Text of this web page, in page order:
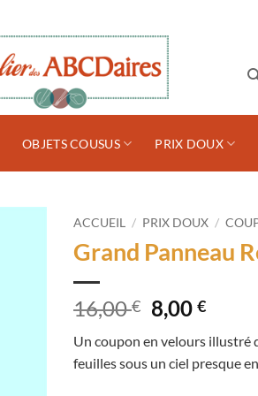
OBJETS COUSUS PRIX DOUX
ACCUEIL / PRIX DOUX /
Grand Panneau
16,00€ Le
prix
initial
était :
8,00€Le
est :
Un coupon en velours illustré
feuilles sous un ciel presque